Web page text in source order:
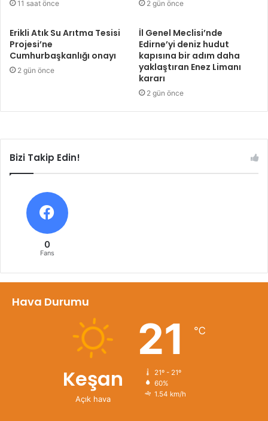
11 saat önce 2 gün önce
Erikli Atık Su Arıtma Tesisi
Projesi’ne
Cumhurbaşkanlığı onayı
2 gün önce
İl Genel Meclisi’nde
Edirne’yi deniz hudut
kapısına bir adım daha
yaklaştıran Enez Limanı
kararı
2 gün önce
Bizi Takip Edin!
0
Fans
Hava Durumu
Keşan
Açık hava
21 ℃
21º - 21º
60%
1.54 km/h